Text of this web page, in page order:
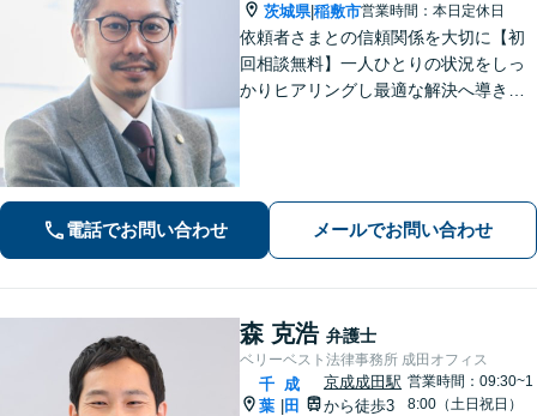
茨城県|稲敷市営業時間：本日定休日
依頼者さまとの信頼関係を大切に【初
回相談無料】一人ひとりの状況をしっ
かりヒアリングし最適な解決へ導きま
電話でお問い合わせ メールでお問い合わせ
森 克浩 弁護士
ベリーベスト法律事務所 成田オフィス
千
葉
成
田
京成成田駅
から徒歩3
営業時間：09:30~1
8:00（土日祝日）